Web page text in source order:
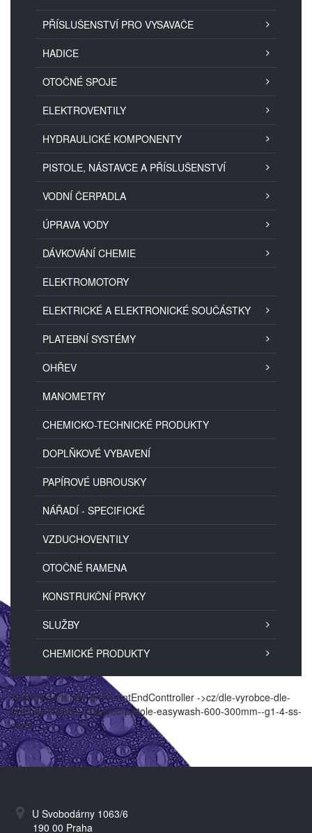
PŘÍSLUŠENSTVÍ PRO VYSAVAČE
HADICE
OTOČNÉ SPOJE
ELEKTROVENTILY
HYDRAULICKÉ KOMPONENTY
PISTOLE, NÁSTAVCE A PŘÍSLUŠENSTVÍ
VODNÍ ČERPADLA
ÚPRAVA VODY
DÁVKOVÁNÍ CHEMIE
ELEKTROMOTORY
ELEKTRICKÉ A ELEKTRONICKÉ SOUČÁSTKY
PLATEBNÍ SYSTÉMY
OHŘEV
MANOMETRY
CHEMICKO-TECHNICKÉ PRODUKTY
DOPLŇKOVÉ VYBAVENÍ
PAPÍROVÉ UBROUSKY
NÁŘADÍ - SPECIFICKÉ
VZDUCHOVENTILY
OTOČNÉ RAMENA
KONSTRUKČNÍ PRVKY
SLUŽBY
CHEMICKÉ PRODUKTY
Chybný parametr pro FrontEndConttroller ->cz/dle-vyrobce-dle-
vyrobce/NA020-nastavec-pistole-easywash-600-300mm--g1-4-ss-
otocn
U Svobodárny 1063/6
190 00 Praha